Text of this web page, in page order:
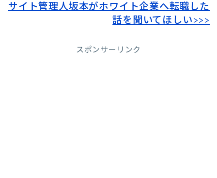
サイト管理人坂本がホワイト企業へ転職した
話を聞いてほしい>>>
スポンサーリンク